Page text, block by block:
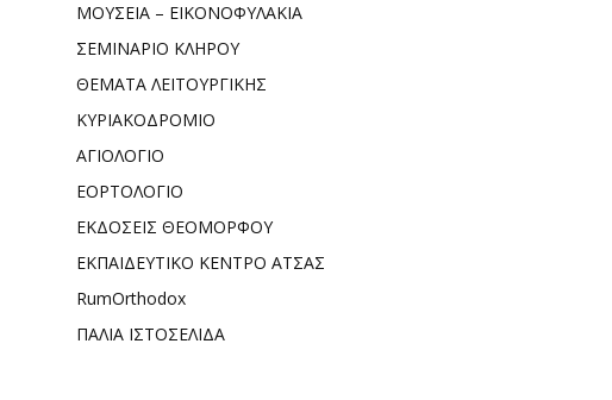
ΜΟΥΣΕΙΑ – ΕΙΚΟΝΟΦΥΛΑΚΙΑ
ΣΕΜΙΝΑΡΙΟ ΚΛΗΡΟΥ
ΘΕΜΑΤΑ ΛΕΙΤΟΥΡΓΙΚΗΣ
ΚΥΡΙΑΚΟΔΡΟΜΙΟ
ΑΓΙΟΛΟΓΙΟ
ΕΟΡΤΟΛΟΓΙΟ
ΕΚΔΟΣΕΙΣ ΘΕΟΜΟΡΦΟΥ
ΕΚΠΑΙΔΕΥΤΙΚΟ ΚΕΝΤΡΟ ΑΤΣΑΣ
RumOrthodox
ΠΑΛΙΑ ΙΣΤΟΣΕΛΙΔΑ